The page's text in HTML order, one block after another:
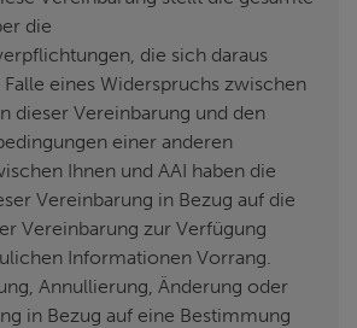
die
die sich daraus
eines Widerspruchs zwischen
dieser Vereinbarung und den
einer anderen
Ihnen und AAI haben die
Vereinbarung in Bezug auf die
Vereinbarung zur Verfügung
Informationen Vorrang.
Annullierung, Änderung oder
in Bezug auf eine Bestimmung